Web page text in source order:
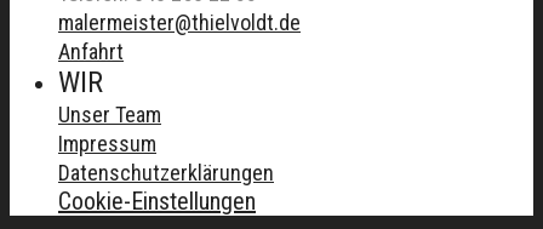
malermeister@thielvoldt.de
Anfahrt
WIR
Unser Team
Impressum
Datenschutzerklärungen
Cookie-Einstellungen